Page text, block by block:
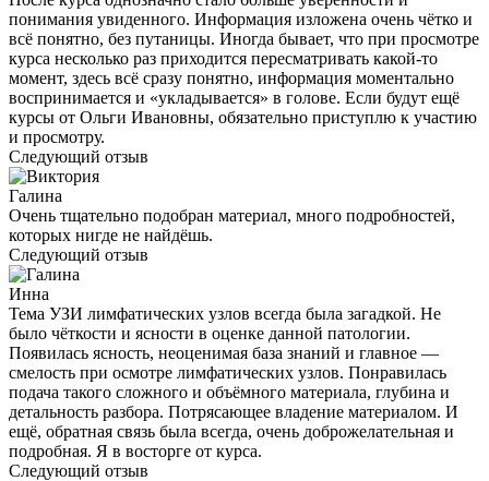
понимания увиденного. Информация изложена очень чётко и
всё понятно, без путаницы. Иногда бывает, что при просмотре
курса несколько раз приходится пересматривать какой-то
момент, здесь всё сразу понятно, информация моментально
воспринимается и «укладывается» в голове. Если будут ещё
курсы от Ольги Ивановны, обязательно приступлю к участию
и просмотру.
Следующий отзыв
Галина
Очень тщательно подобран материал, много подробностей,
которых нигде не найдёшь.
Следующий отзыв
Инна
Тема УЗИ лимфатических узлов всегда была загадкой. Не
было чёткости и ясности в оценке данной патологии.
Появилась ясность, неоценимая база знаний и главное —
смелость при осмотре лимфатических узлов. Понравилась
подача такого сложного и объёмного материала, глубина и
детальность разбора. Потрясающее владение материалом. И
ещё, обратная связь была всегда, очень доброжелательная и
подробная. Я в восторге от курса.
Следующий отзыв